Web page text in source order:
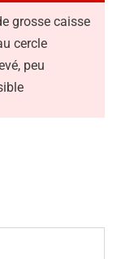
grosse caisse
cercle
peu